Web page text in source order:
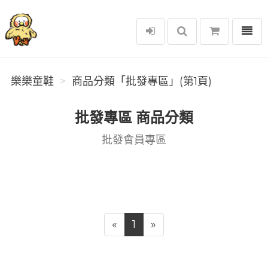
樂樂童鞋
選單
樂樂童鞋 商品分類「批發專區」(第1頁)
批發專區 商品分類
批發會員專區
« 1 »